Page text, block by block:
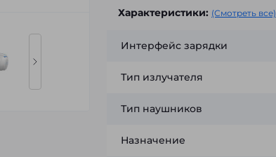
Характеристики: (Смотреть все)
Интерфейс зарядки
Тип излучателя
Тип наушников
Назначение